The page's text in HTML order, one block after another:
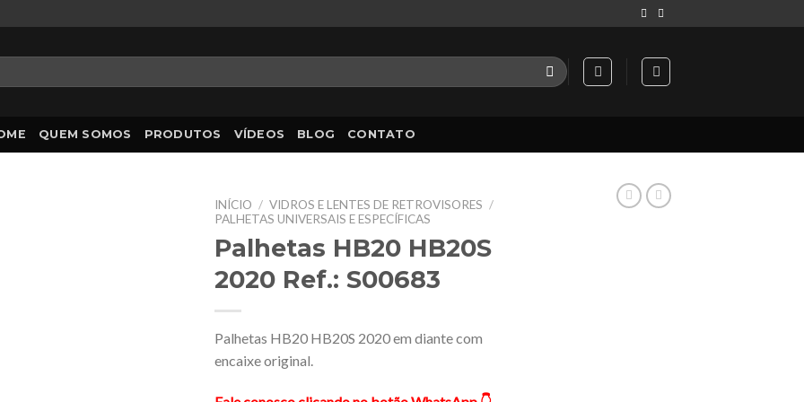
QUEM SOMOS PRODUTOS VÍDEOS BLOG CONTATO
INÍCIO / VIDROS E LENTES DE RETROVISORES /
PALHETAS UNIVERSAIS E ESPECÍFICAS
Palhetas HB20 HB20S
2020 Ref.: S00683
Palhetas HB20 HB20S 2020 em diante com
encaixe original.